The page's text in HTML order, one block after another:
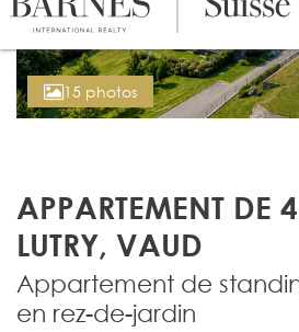
15 photos
APPARTEMENT DE
LUTRY, VAUD
Appartement de
en rez-de-jardin